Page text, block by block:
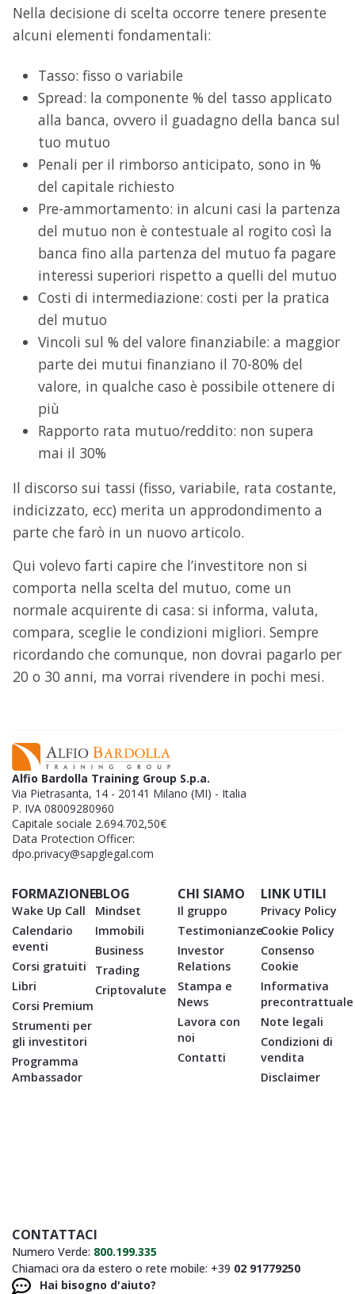
Nella decisione di scelta occorre tenere presente
alcuni elementi fondamentali:
Tasso: fisso o variabile
Spread: la componente % del tasso applicato
alla banca, ovvero il guadagno della banca sul
tuo mutuo
Penali per il rimborso anticipato, sono in %
del capitale richiesto
Pre-ammortamento: in alcuni casi la partenza
del mutuo non è contestuale al rogito così la
banca fino alla partenza del mutuo fa pagare
interessi superiori rispetto a quelli del mutuo
Costi di intermediazione: costi per la pratica
del mutuo
Vincoli sul % del valore finanziabile: a maggior
parte dei mutui finanziano il 70-80% del
valore, in qualche caso è possibile ottenere di
più
Rapporto rata mutuo/reddito: non supera
mai il 30%
Il discorso sui tassi (fisso, variabile, rata costante,
indicizzato, ecc) merita un approdondimento a
parte che farò in un nuovo articolo.
Qui volevo farti capire che l’investitore non si
comporta nella scelta del mutuo, come un
normale acquirente di casa: si informa, valuta,
compara, sceglie le condizioni migliori. Sempre
ricordando che comunque, non dovrai pagarlo per
20 o 30 anni, ma vorrai rivendere in pochi mesi.
Alfio Bardolla Training Group S.p.a.
Via Pietrasanta, 14 - 20141 Milano (MI) - Italia
P. IVA 08009280960
Capitale sociale 2.694.702,50€
Data Protection Officer:
dpo.privacy@sapglegal.com
FORMAZIONE
Wake Up Call
Calendario
eventi
Corsi gratuiti
Libri
Corsi Premium
Strumenti per
gli investitori
Programma
Ambassador
BLOG
Mindset
Immobili
Business
Trading
Criptovalute
CHI SIAMO
Il gruppo
Testimonianze
Investor
Relations
Stampa e
News
Lavora con
noi
Contatti
LINK UTILI
Privacy Policy
Cookie Policy
Consenso
Cookie
Informativa
precontrattuale
Note legali
Condizioni di
vendita
Disclaimer
CONTATTACI
Numero Verde: 800.199.335
Chiamaci ora da estero o rete mobile: +39 02 91779250
Hai bisogno d'aiuto?